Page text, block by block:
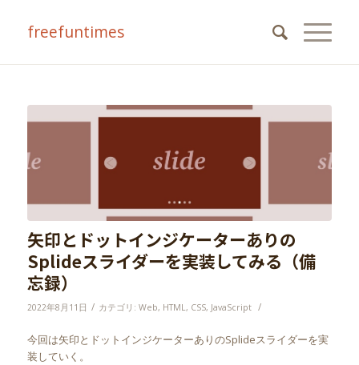
freefuntimes
矢印とドットインジケーターありの
Splideスライダーを実装してみる（備
忘録）
2022年8月11日 / カテゴリ: Web, HTML , CSS, JavaScript /
今回は矢印とドットインジケーターありのSplideスライダーを実
装していく。